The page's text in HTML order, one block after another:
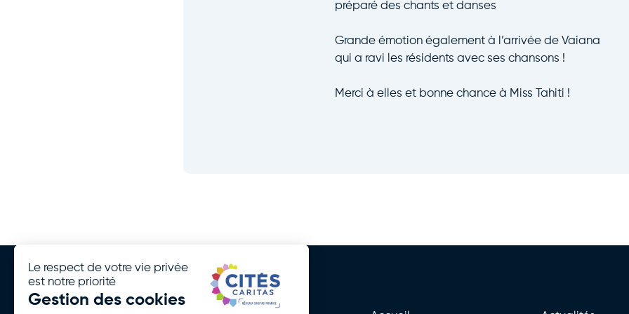
préparé des chants et danses
Grande émotion également à l’arrivée de Vaiana
qui a ravi les résidents avec ses chansons !
Merci à elles et bonne chance à Miss Tahiti !